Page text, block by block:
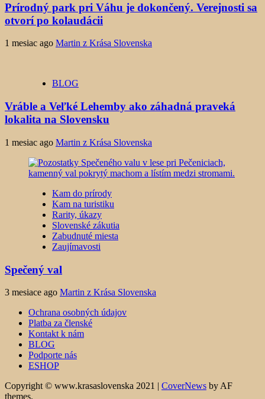
Prírodný park pri Váhu je dokončený. Verejnosti sa
otvorí po kolaudácii
1 mesiac ago Martin z Krása Slovenska
BLOG
Vráble a Veľké Lehemby ako záhadná praveká
lokalita na Slovensku
1 mesiac ago Martin z Krása Slovenska
Kam do prírody
Kam na turistiku
Rarity, úkazy
Slovenské zákutia
Zabudnuté miesta
Zaujímavosti
Spečený val
3 mesiace ago Martin z Krása Slovenska
Ochrana osobných údajov
Platba za členské
Kontakt k nám
BLOG
Podporte nás
ESHOP
Copyright © www.krasaslovenska 2021 | CoverNews by AF
themes.